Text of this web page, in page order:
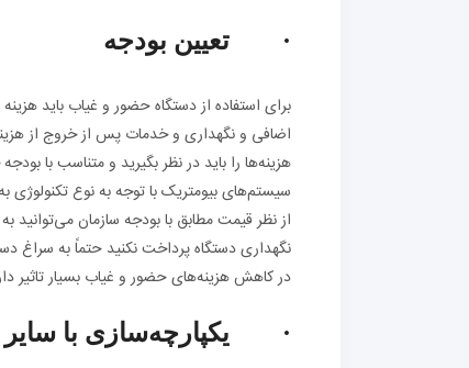
· تعیین بودجه
برای استفاده از دستگاه حضور و غیاب باید
اضافی و نگهداری و خدمات پس از خروج از
هزینه‌ها را باید در نظر بگیرید و متناسب با
سیستم‌های بیومتریک با توجه به نوع
از نظر قیمت مطابق با بودجه سازمان می‌توانید
نگهداری دستگاه پرداخت نکنید حتماً به سراغ
در کاهش هزینه‌های حضور و غیاب بسیار تاثیر
· یکپارچه‌سازی با سایر